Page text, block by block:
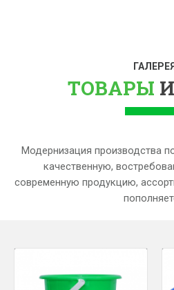
ГАЛЕРЕЯ
ТОВАРЫ
Модернизация производства
качественную,
современную продукцию,